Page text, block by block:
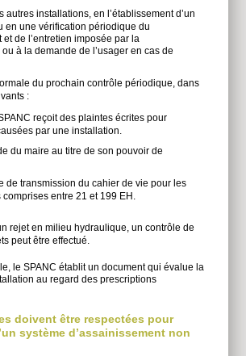
autres installations, en l’établissement d’un
en une vérification périodique du
de l’entretien imposée par la
à la demande de l’usager en cas de
du prochain contrôle périodique, dans
:
reçoit des plaintes écrites pour
par une installation.
du maire au titre de son pouvoir de
de transmission du cahier de vie pour les
entre 21 et 199 EH.
rejet en milieu hydraulique, un contrôle de
peut être effectué.
le SPANC établit un document qui évalue la
au regard des prescriptions
doivent être respectées pour
système d’assainissement non